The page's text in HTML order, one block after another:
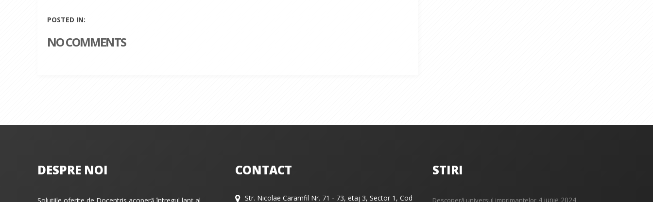
POSTED IN:
NO COMMENTS
DESPRE NOI CONTACT
Str. Nicolae Caramfil Nr. 71 - 73, etaj 3, Sector 1, Cod
STIRI
Descoperă universul imprimantelor 4 iunie 2024